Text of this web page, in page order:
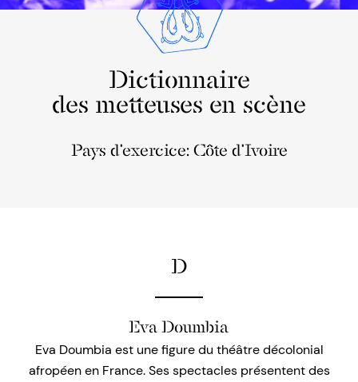
Dictionnaire
des metteuses en scène
Pays d'exercice: Côte d'Ivoire
D
Eva Doumbia
Eva Doumbia est une figure du théâtre décolonial
afropéen en France. Ses spectacles présentent des